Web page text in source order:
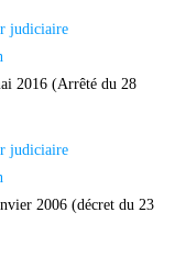
judiciaire
2016 (Arrêté du 28
judiciaire
2006 (décret du 23